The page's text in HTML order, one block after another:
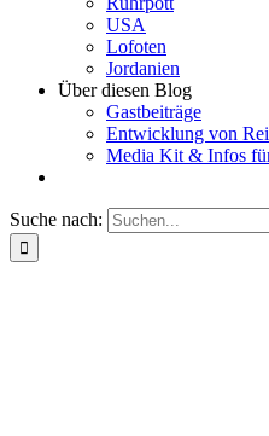
USA
Lofoten
Jordanien
Über diesen Blog
Gastbeiträge
Entwicklung von
Media Kit & Infos
Suche nach: